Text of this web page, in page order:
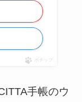
ポチップ
手帳のウ